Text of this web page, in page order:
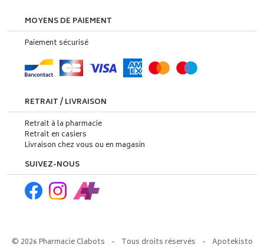
MOYENS DE PAIEMENT
Paiement sécurisé
RETRAIT / LIVRAISON
Retrait à la pharmacie
Retrait en casiers
Livraison chez vous ou en magasin
SUIVEZ-NOUS
© 2026 Pharmacie Clabots - Tous droits réservés - Apotekisto